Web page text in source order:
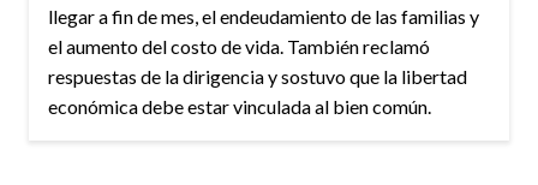
llegar a fin de mes, el endeudamiento de las familias y
el aumento del costo de vida. También reclamó
respuestas de la dirigencia y sostuvo que la libertad
económica debe estar vinculada al bien común.